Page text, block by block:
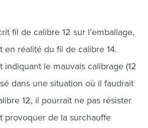
fil de calibre 12 sur l’emballage,
en réalité du fil de calibre 14.
indiquant le mauvais calibrage (12
dans une situation où il faudrait
12, il pourrait ne pas résister
provoquer de la surchauffe